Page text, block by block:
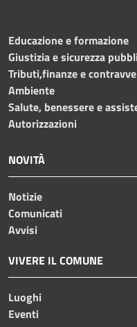
Educazione e formazione
Giustizia e sicurezza
Tributi,finanze e
Ambiente
Salute, benessere e
Autorizzazioni
NOVITÀ
Notizie
Comunicati
Avvisi
VIVERE IL COMUNE
Luoghi
Eventi